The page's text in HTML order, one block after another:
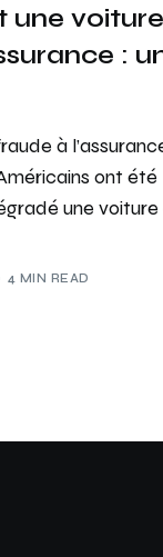
une voiture
:
à
ont été
une voiture
4 MIN READ